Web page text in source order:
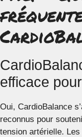
efficace
Oui, CardioBalance
reconnus pour
tension artérielle.